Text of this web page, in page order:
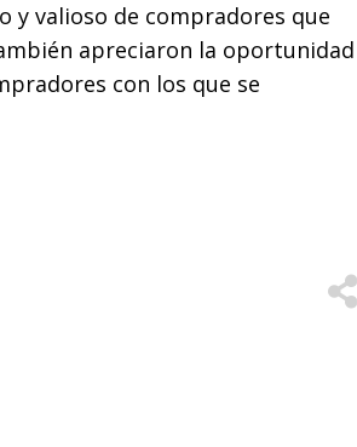
y valioso de compradores que
apreciaron la oportunidad
con los que se